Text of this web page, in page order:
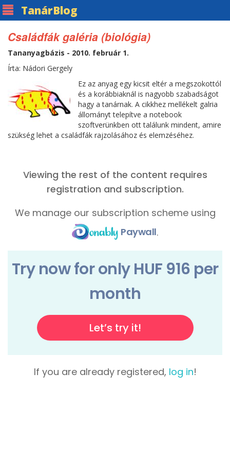
TanárBlog
Családfák galéria (biológia)
Tananyagbázis - 2010. február 1.
Írta: Nádori Gergely
Ez az anyag egy kicsit eltér a megszokottól
és a korábbiaknál is nagyobb szabadságot
hagy a tanárnak. A cikkhez mellékelt galria
állományt telepítve a notebook
szoftverünkben ott találunk mindent, amire
szükség lehet a családfák rajzolásához és elemzéséhez.